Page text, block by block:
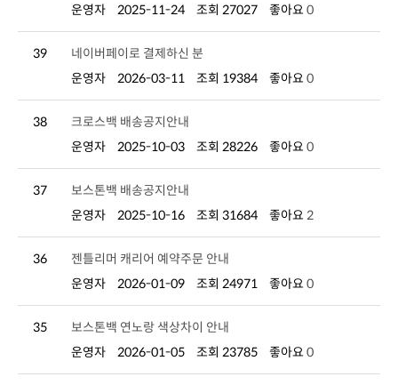
운영자
2025-11-24 조회 27027 좋아요 0
39
네이버페이로 결제하신 분
운영자
2026-03-11 조회 19384 좋아요 0
38
크로스백 배송공지안내
운영자
2025-10-03 조회 28226 좋아요 0
37
보스톤백 배송공지안내
운영자
2025-10-16 조회 31684 좋아요 2
36
젠틀리머 캐리어 예약주문 안내
운영자
2026-01-09 조회 24971 좋아요 0
35
보스톤백 연노랑 색상차이 안내
운영자
2026-01-05 조회 23785 좋아요 0